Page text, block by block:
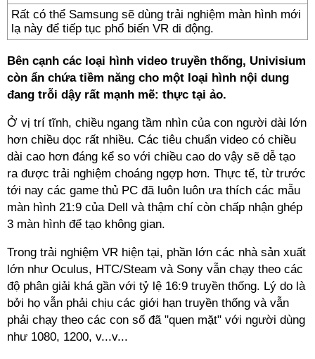
Rất có thể Samsung sẽ dùng trải nghiệm màn hình mới
lạ này để tiếp tục phổ biến VR di động.
Bên cạnh các loại hình video truyền thống, Univisium
còn ẩn chứa tiềm năng cho một loại hình nội dung
đang trỗi dậy rất mạnh mẽ: thực tại ảo.
Ở vị trí tĩnh, chiều ngang tầm nhìn của con người dài lớn
hơn chiều dọc rất nhiều. Các tiêu chuẩn video có chiều
dài cao hơn đáng kể so với chiều cao do vậy sẽ dễ tạo
ra được trải nghiệm choáng ngợp hơn. Thực tế, từ trước
tới nay các game thủ PC đã luôn luôn ưa thích các mẫu
màn hình 21:9 của Dell và thậm chí còn chấp nhận ghép
3 màn hình để tạo không gian.
Trong trải nghiệm VR hiện tại, phần lớn các nhà sản xuất
lớn như Oculus, HTC/Steam và Sony vẫn chạy theo các
độ phân giải khá gần với tỷ lệ 16:9 truyền thống. Lý do là
bởi họ vẫn phải chịu các giới hạn truyền thống và vẫn
phải chạy theo các con số đã "quen mặt" với người dùng
như 1080, 1200, v...v...